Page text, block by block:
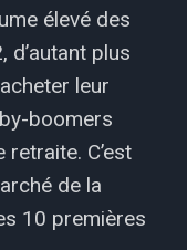
élevé des
d’autant plus
leur
boomers
C’est
de la
10 premières